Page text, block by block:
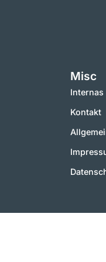
Misc
Internas
Kontakt